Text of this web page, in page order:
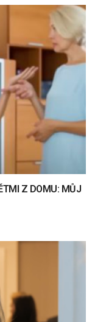
Z DOMU: MŮJ